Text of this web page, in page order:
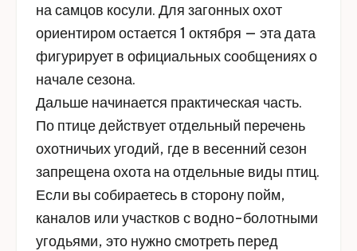
на самцов косули. Для загонных охот
ориентиром остается 1 октября — эта дата
фигурирует в официальных сообщениях о
начале сезона.
Дальше начинается практическая часть.
По птице действует отдельный перечень
охотничьих угодий, где в весенний сезон
запрещена охота на отдельные виды птиц.
Если вы собираетесь в сторону пойм,
каналов или участков с водно-болотными
угодьями, это нужно смотреть перед